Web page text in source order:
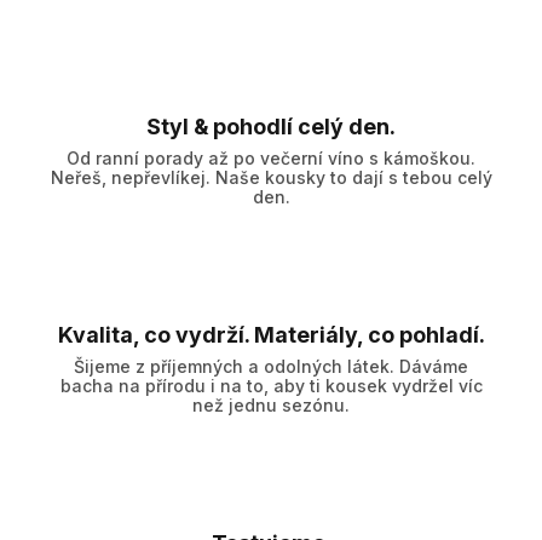
Styl & pohodlí celý den.
Od ranní porady až po večerní víno s kámoškou.
Neřeš, nepřevlíkej. Naše kousky to dají s tebou celý
den.
Kvalita, co vydrží. Materiály, co pohladí.
Šijeme z příjemných a odolných látek. Dáváme
bacha na přírodu i na to, aby ti kousek vydržel víc
než jednu sezónu.